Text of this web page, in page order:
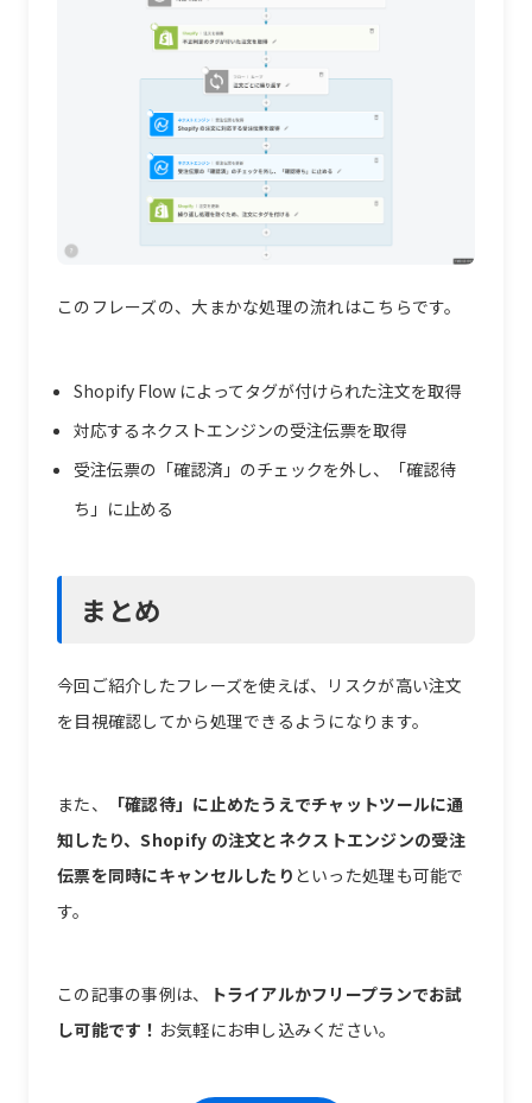
このフレーズの、大まかな処理の流れはこちらです。
Shopify Flow によってタグが付けられた注文を取得
対応するネクストエンジンの受注伝票を取得
受注伝票の「確認済」のチェックを外し、「確認待
ち」に止める
まとめ
今回ご紹介したフレーズを使えば、リスクが高い注文
を目視確認してから処理できるようになります。
また、
「確認待」に止めたうえでチャットツールに通
知したり、Shopify の注文とネクストエンジンの受注
伝票を同時にキャンセルしたり といった処理も可能で
す。
この記事の事例は、
トライアルかフリープランでお試
し可能です！ お気軽にお申し込みください。